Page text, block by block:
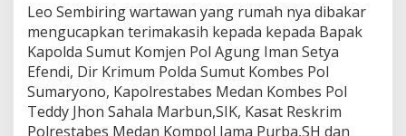
Leo Sembiring wartawan yang rumah nya dibakar
mengucapkan terimakasih kepada kepada Bapak
Kapolda Sumut Komjen Pol Agung Iman Setya
Efendi, Dir Krimum Polda Sumut Kombes Pol
Sumaryono, Kapolrestabes Medan Kombes Pol
Teddy Jhon Sahala Marbun,SIK, Kasat Reskrim
Polrestabes Medan Kompol Jama Purba,SH dan